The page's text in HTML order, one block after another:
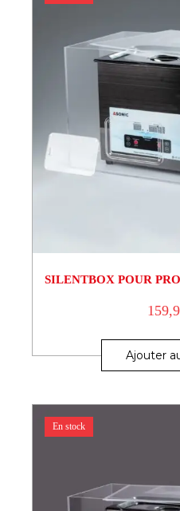
SILENTBOX POUR
Ajouter
En stock